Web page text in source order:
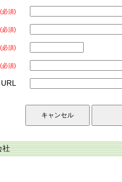
(必須)
(必須)
(必須)
(必須)
URL
社